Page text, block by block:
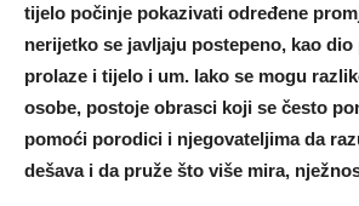
tijelo počinje pokazivati određene
nerijetko se javljaju postepeno, kao
prolaze i tijelo i um. Iako se mogu
osobe, postoje obrasci koji se često
pomoći porodici i njegovateljima da
dešava i da pruže što više mira,